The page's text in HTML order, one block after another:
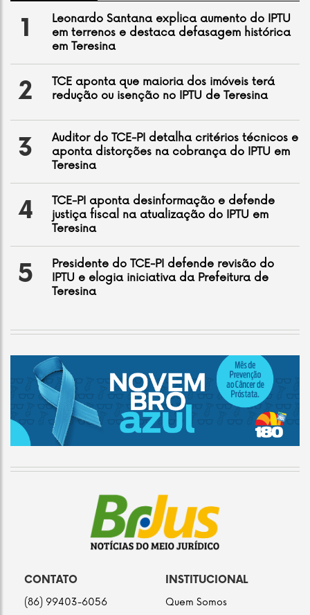
1
Leonardo Santana explica aumento do IPTU
em terrenos e destaca defasagem histórica
em Teresina
2
TCE aponta que maioria dos imóveis terá
redução ou isenção no IPTU de Teresina
3
Auditor do TCE-PI detalha critérios técnicos e
aponta distorções na cobrança do IPTU em
Teresina
4
TCE-PI aponta desinformação e defende
justiça fiscal na atualização do IPTU em
Teresina
5
Presidente do TCE-PI defende revisão do
IPTU e elogia iniciativa da Prefeitura de
Teresina
CONTATO
(86) 99403-6056
INSTITUCIONAL
Quem Somos